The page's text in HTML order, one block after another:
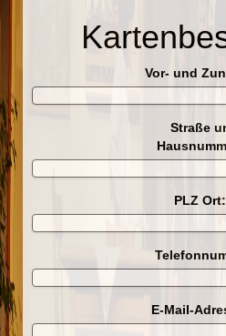
Vor- und
Straße
PLZ
E-Mail-